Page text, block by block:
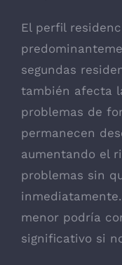
El perfil
segundas
también afecta
problemas de
permanecen
aumentando el
problemas sin
menor podría
significativo si